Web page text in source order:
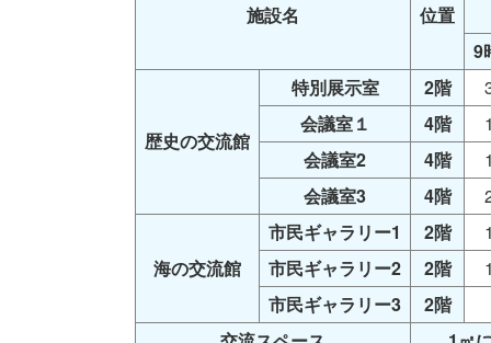
施設名
位置
9
歴史の交流館
特別展示室 2階
会議室１
4階
会議室2
4階
会議室3
4階
海の交流館
市民ギャラリー1 2階
市民ギャラリー2
2階
市民ギャラリー3
2階